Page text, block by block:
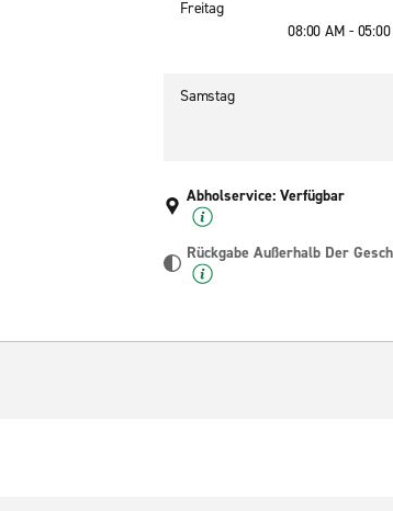
Freitag
08:00 AM -
Samstag
Abholservice: Verfügbar
Rückgabe Außerhalb Der